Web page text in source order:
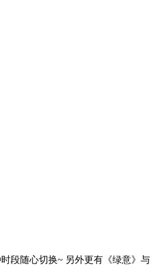
段随心切换~ 另外更有《绿意》与